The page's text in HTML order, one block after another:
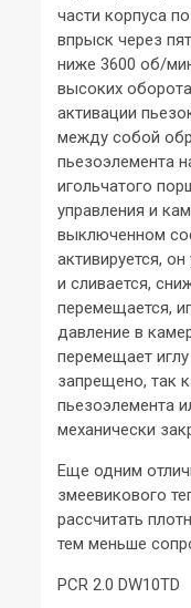
части корпуса
впрыск через
ниже 3600 об/
высоких
активации
между собой
пьезоэлемента
игольчатого
управления и
выключенном
активируется,
и сливается,
перемещается,
давление в
перемещает
запрещено, так
пьезоэлемента
механически
Еще одним
змеевикового
рассчитать
тем меньше
PCR 2.0 DW10TD